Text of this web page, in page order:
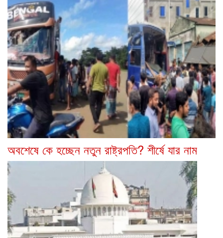
অবশেষে কে হচ্ছেন নতুন রাষ্ট্রপতি? শীর্ষে যার নাম